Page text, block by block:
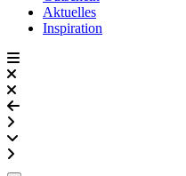
Aktuelles
Inspiration